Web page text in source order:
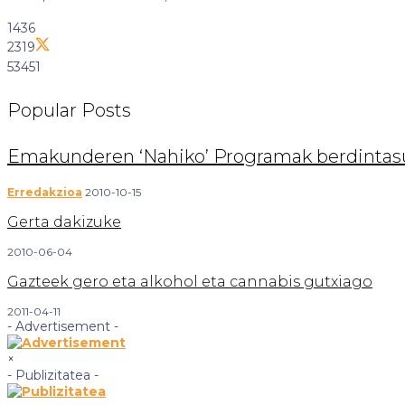
1436
2319
53451
Popular Posts
Emakunderen ‘Nahiko’ Programak
Erredakzioa 2010-10-15
Gerta dakizuke
2010-06-04
Gazteek gero eta alkohol eta cannabis gutxiago
2011-04-11
- Advertisement -
×
- Publizitatea -